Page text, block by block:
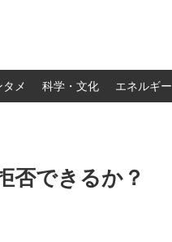
タメ 科学・文化 エネルギー
否できるか？